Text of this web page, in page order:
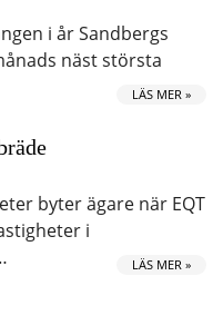
i år Sandbergs
näst största
LÄS MER »
byter ägare när EQT
i
LÄS MER »